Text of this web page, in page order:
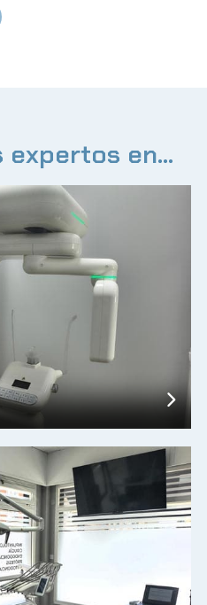
oral,
de
personalizada
en diagnóstico por
real de tu boca.
unlaboratorio protésico
permite cuidar cada
resolver el caso de
de terceros.
en...